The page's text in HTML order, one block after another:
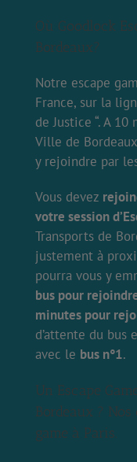
Où Goodlock
Bordeaux?
Notre escape
France, sur la
de Justice “. A
Ville de
y rejoindre par
Vous devez
votre session
Transports de
justement à
pourra vous y
bus pour
minutes pour
d’attente du bus
avec le bus n°1.
Un Escape
Bordeaux ?
game à Paris.